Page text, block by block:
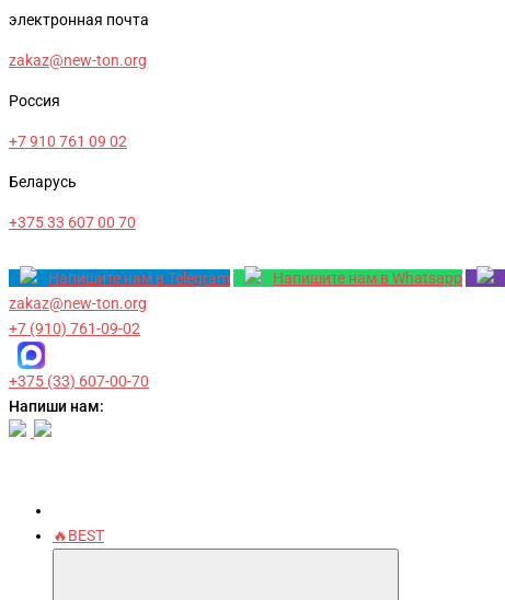
электронная почта
zakaz@new-ton.org
Россия
+7 910 761 09 02
Беларусь
+375 33 607 00 70
Напишите нам в Telegram Напишите нам в Whatsapp
zakaz@new-ton.org
+7 (910) 761-09-02
+375 (33) 607-00-70
Напиши нам:
🔥BEST